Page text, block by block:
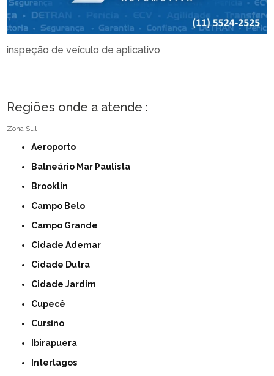
inspeção de veículo de aplicativo
Regiões onde a atende :
Zona Sul
Aeroporto
Balneário Mar Paulista
Brooklin
Campo Belo
Campo Grande
Cidade Ademar
Cidade Dutra
Cidade Jardim
Cupecê
Cursino
Ibirapuera
Interlagos